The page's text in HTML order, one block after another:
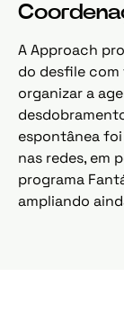
A Approach
do desfile
organizar a
espontânea
nas redes, em
programa
ampliando